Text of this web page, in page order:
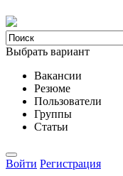
Выбрать вариант
Вакансии
Резюме
Пользователи
Группы
Статьи
Войти Регистрация